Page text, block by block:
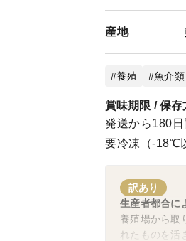
産地
養殖 魚介類
賞味期限 / 保存
発送から180日
要冷凍（-18℃
訳あり
生産者都合に
養殖場から取
れたものを活